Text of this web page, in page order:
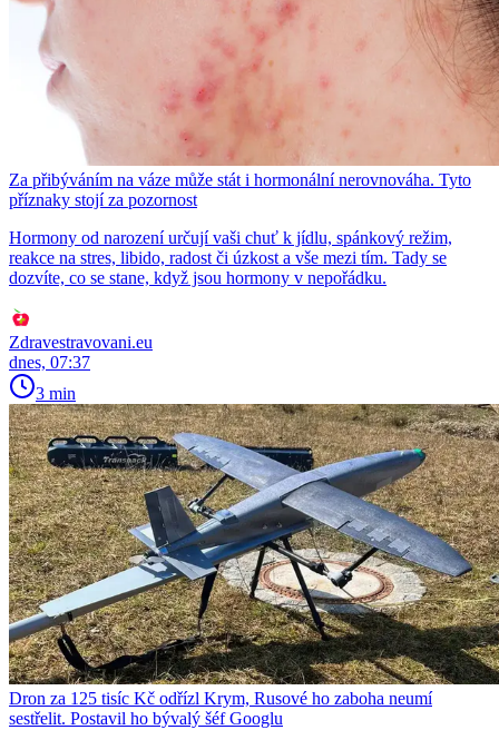
Za přibýváním na váze může stát i hormonální nerovnováha. Tyto
příznaky stojí za pozornost
Hormony od narození určují vaši chuť k jídlu, spánkový režim,
reakce na stres, libido, radost či úzkost a vše mezi tím. Tady se
dozvíte, co se stane, když jsou hormony v nepořádku.
Zdravestravovani.eu
dnes, 07:37
3 min
Dron za 125 tisíc Kč odřízl Krym, Rusové ho zaboha neumí
sestřelit. Postavil ho bývalý šéf Googlu